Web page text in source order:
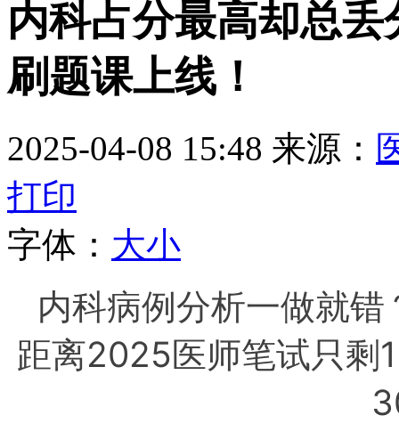
内科占分最高却总
刷题课上线！
2025-04-08 15:48 来源：
打印
字体： 大小
内科病例分析一做就
距离2025医师笔试只剩